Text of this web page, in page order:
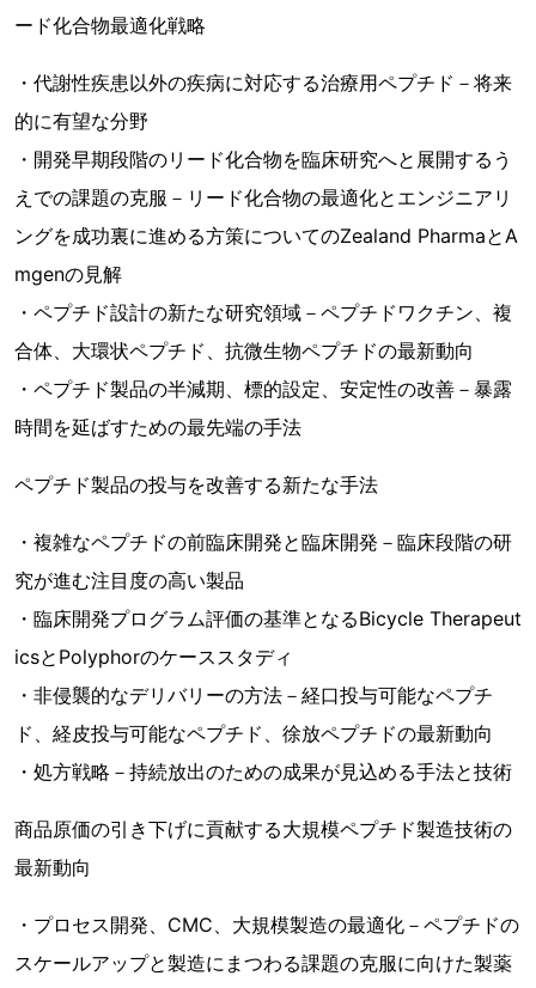
ード化合物最適化戦略
・代謝性疾患以外の疾病に対応する治療用ペプチド－将来
的に有望な分野
・開発早期段階のリード化合物を臨床研究へと展開するう
えでの課題の克服－リード化合物の最適化とエンジニアリ
ングを成功裏に進める方策についてのZealand PharmaとA
mgenの見解
・ペプチド設計の新たな研究領域－ペプチドワクチン、複
合体、大環状ペプチド、抗微生物ペプチドの最新動向
・ペプチド製品の半減期、標的設定、安定性の改善－暴露
時間を延ばすための最先端の手法
ペプチド製品の投与を改善する新たな手法
・複雑なペプチドの前臨床開発と臨床開発－臨床段階の研
究が進む注目度の高い製品
・臨床開発プログラム評価の基準となるBicycle Therapeut
icsとPolyphorのケーススタディ
・非侵襲的なデリバリーの方法－経口投与可能なペプチ
ド、経皮投与可能なペプチド、徐放ペプチドの最新動向
・処方戦略－持続放出のための成果が見込める手法と技術
商品原価の引き下げに貢献する大規模ペプチド製造技術の
最新動向
・プロセス開発、CMC、大規模製造の最適化－ペプチドの
スケールアップと製造にまつわる課題の克服に向けた製薬